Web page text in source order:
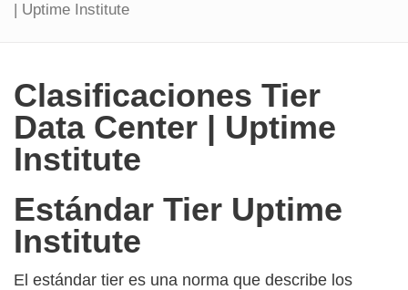
| Uptime Institute
Clasificaciones Tier
Data Center | Uptime
Institute
Estándar Tier Uptime
Institute
El estándar tier es una norma que describe los